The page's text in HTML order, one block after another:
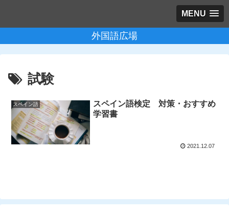
MENU
外国語広場
試験
スペイン語
スペイン語検定 対策・おすすめ
学習書
2021.12.07